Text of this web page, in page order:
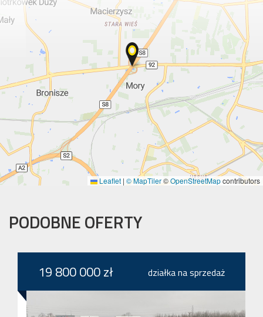
Leaflet | © MapTiler©OpenStreetMapcontributors
PODOBNE OFERTY
19 800 000 zł działka na sprzedaż